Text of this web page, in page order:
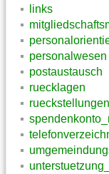
links
personalwesen
postaustausch
ruecklagen
rueckstellungen